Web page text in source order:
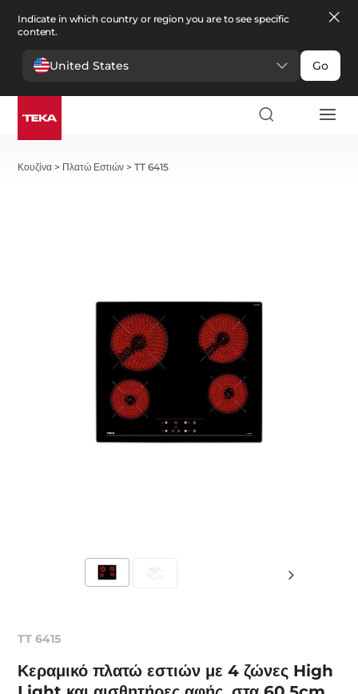
Indicate in which country or region you are to see specific
content.
United States Go
Κουζίνα > Πλατώ Εστιών >TT 6415
TT 6415
Κεραμικό πλατώ εστιών με 4 ζώνες High